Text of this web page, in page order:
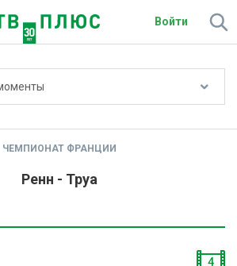
Войти
ЧЕМПИОНАТ ФРАНЦИИ
Ренн - Труа
4